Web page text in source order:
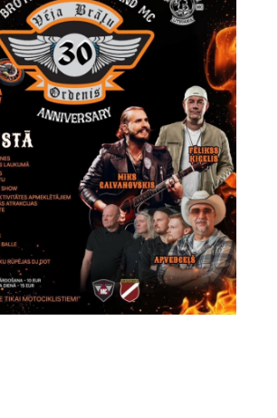
Pieteikumi iesniedzami Gulbenes novada
nododot personīgi Gulbenes novada
vienotajā klientu apkalpošanas
Gulbenes novadā (pirmdienās,
ceturtdienās no plkst. 8:00 līdz
8:00 līdz 16:00);
nosūtot pa pastu uz adresi: Ābeļu
novads LV-4401. Nomas tiesību
uzņemas nesavlaicīgas piegādes risku.